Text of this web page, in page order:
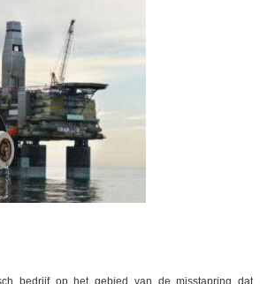
bedrijf op het gebied van de misstapring dat